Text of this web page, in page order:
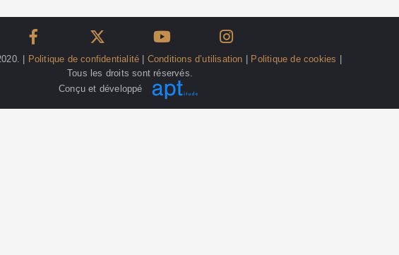
| Politique de confidentialité Conditions d’utilisation Politique de cookies
Tous les droits sont réservés.
Conçu et développé